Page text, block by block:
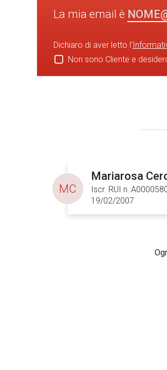
La mia email è
Dichiaro di aver letto l'
Non sono Cliente e
Mariarosa
Iscr. RUI
19/02/2007
MC